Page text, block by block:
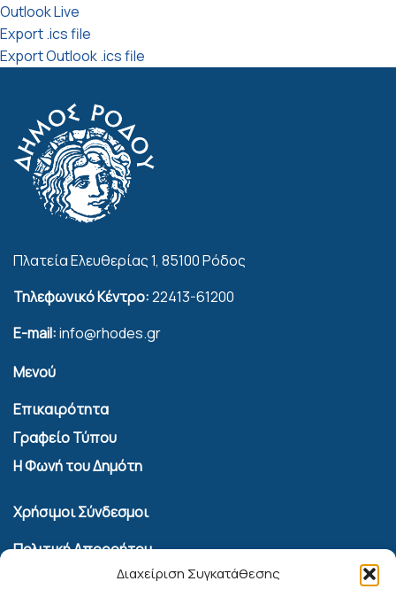
Διαχείριση Συγκατάθεσης
Outlook Live
Export .ics file
Export Outlook .ics file
Πλατεία Ελευθερίας 1, 85100 Ρόδος
Τηλεφωνικό Κέντρο:22413-61200
E-mail:info@rhodes.gr
Μενού
Επικαιρότητα
Γραφείο Τύπου
Η Φωνή του Δημότη
Χρήσιμοι Σύνδεσμοι
Πολιτική Απορρήτου
Όροι Χρήσης Υπηρεσίας Επικοινωνίας